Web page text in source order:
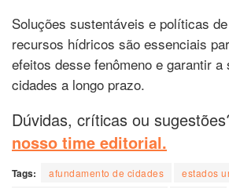
Soluções sustentáveis e políticas
recursos hídricos são essenciais
efeitos desse fenômeno e garantir a
cidades a longo prazo.
Dúvidas, críticas ou
nosso time editorial.
Tags: afundamento de cidades
estados